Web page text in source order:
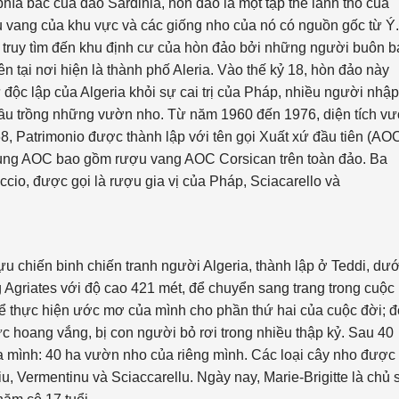
bắc của đảo Sardinia, hòn đảo là một tập thể lãnh thổ của
của khu vực và các giống nho của nó có nguồn gốc từ Ý.
tìm đến khu định cư của hòn đảo bởi những người buôn
tại nơi hiện là thành phố Aleria. Vào thế kỷ 18, hòn đảo này
lập của Algeria khỏi sự cai trị của Pháp, nhiều người nhập
trồng những vườn nho. Từ năm 1960 đến 1976, diện tích
Patrimonio được thành lập với tên gọi Xuất xứ đầu tiên
AOC bao gồm rượu vang AOC Corsican trên toàn đảo. Ba
được gọi là rượu gia vị của Pháp, Sciacarello và
chiến binh chiến tranh người Algeria, thành lập ở Teddi,
với độ cao 421 mét, để chuyển sang trang trong cuộc
thực hiện ước mơ của mình cho phần thứ hai của cuộc đời;
hoang vắng, bị con người bỏ rơi trong nhiều thập kỷ. Sau 40
40 ha vườn nho của riêng mình. Các loại cây nho được
Vermentinu và Sciaccarellu. Ngày nay, Marie-Brigitte là chủ